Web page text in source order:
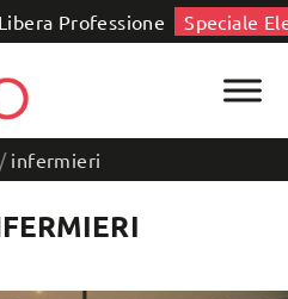
Libera Professione Speciale
/ infermieri